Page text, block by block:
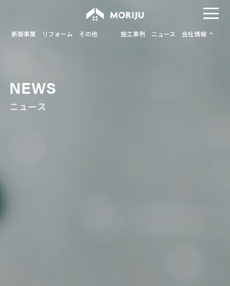
新築事業 リフォーム その他 施工事例 ニュース 会社情報
NEWS
ニュース